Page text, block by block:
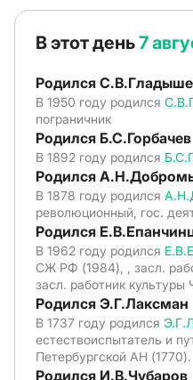
В этот день7
Родился
В 1950 году родился
пограничник
Родился Б.С.Горбачев
В 1892 году родился
Родился
В 1878 году родился
революционный, гос.
Родился
В 1962 году родился
СЖ РФ (1984), , засл.
засл. работник культуры
Родился Э.Г.Лаксман
В 1737 году родился
естествоиспытатель и
Петербургской АН (1770).
Родился И.В.Чубаров